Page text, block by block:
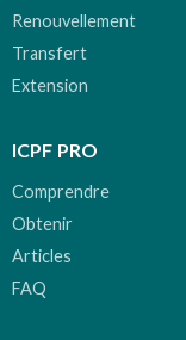
Renouvellement
Transfert
Extension
ICPF PRO
Comprendre
Obtenir
Articles
FAQ